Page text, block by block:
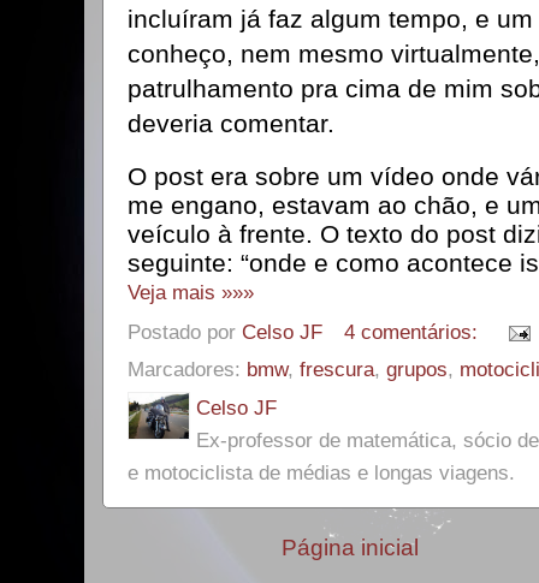
incluíram já faz algum tempo, e
conheço, nem mesmo
patrulhamento pra cima de mim
deveria comentar.
O post era sobre um vídeo onde
me engano, estavam ao chão, e
veículo à frente. O texto do post
seguinte: “onde e como acontece
Veja mais »»»
Postado por Celso JF
4 comentários:
Marcadores: bmw, frescura, grupos,
Celso JF
Ex-professor de matemática, sócio
e motociclista de médias e longas viagens.
Página inicial